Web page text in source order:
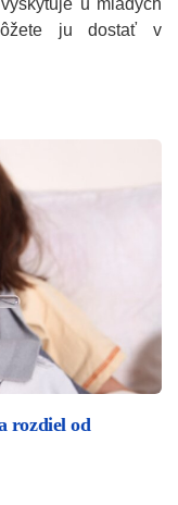
u mladých
ju dostať v
rozdiel od